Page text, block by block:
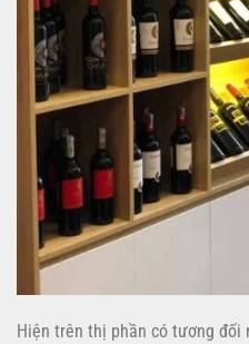
Hiện trên thị phần có tương đối